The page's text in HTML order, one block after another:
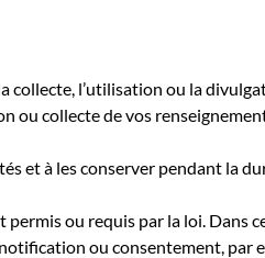
collecte, l’utilisation ou la
ou collecte de vos
et à les conserver pendant la
ou requis par la loi. Dans
ou consentement, par